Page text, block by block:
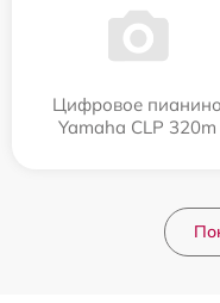
Цифровое пианино
Yamaha CLP 320m